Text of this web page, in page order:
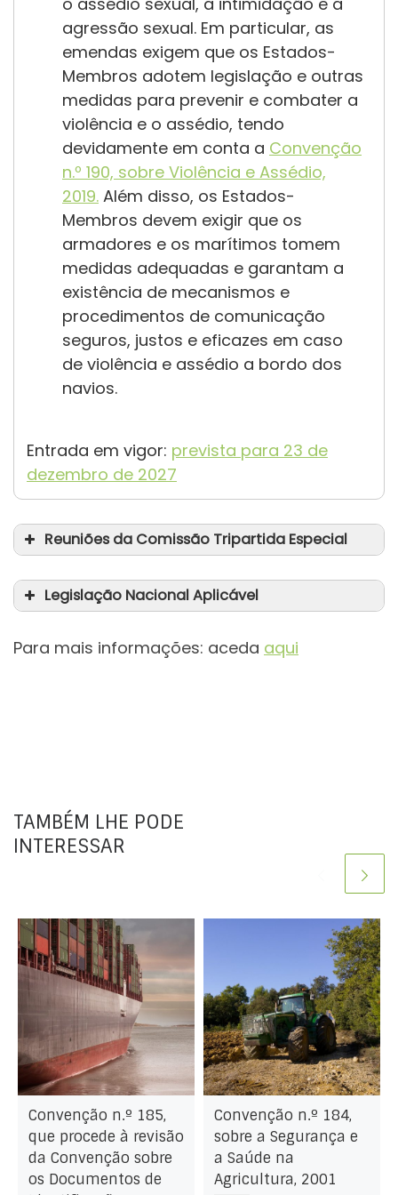
Registo global de
mortes no mar: recolha experimental
de dados
agressão sexual. Em particular, as
emendas exigem que os Estados-
Membros adotem legislação e outras
medidas para prevenir e combater a
violência e o assédio, tendo
devidamente em conta a Convenção
n.º 190, sobre Violência e Assédio,
2019. Além disso, os Estados-
Membros devem exigir que os
armadores e os marítimos tomem
medidas adequadas e garantam a
existência de mecanismos e
procedimentos de comunicação
seguros, justos e eficazes em caso
de violência e assédio a bordo dos
navios.
Entrada em vigor: prevista para 23 de
dezembro de 2027
Reuniões da Comissão Tripartida Especial
II.ª Parte – formato híbrido (de 5 a 13
de maio de 2022)
Legislação Nacional Aplicável
Para mais informações: aceda aqui
TAMBÉM LHE PODE
INTERESSAR
Convenção n.º 185,
que procede à revisão
da Convenção sobre
os Documentos de
Convenção n.º 184,
sobre a Segurança e
a Saúde na
Agricultura, 2001